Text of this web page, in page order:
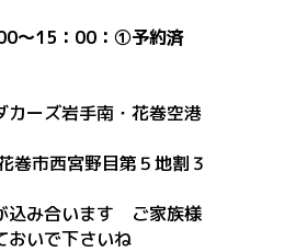
～15：00 ： ①予約済
カーズ岩手南・花巻空港
巻市西宮野目第５地割３
み合います ご家族様
おいで下さいね